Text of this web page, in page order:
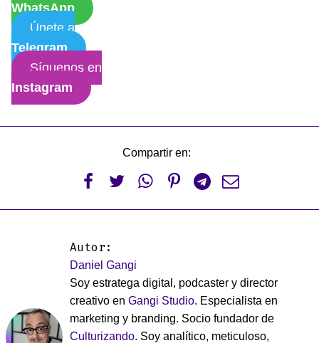
WhatsApp
Únete a
Telegram
Síguenos en
Instagram
Compartir en:
     
Autor:
Daniel Gangi
Soy estratega digital, podcaster y director
creativo en Gangi Studio. Especialista en
marketing y branding. Socio fundador de
Culturizando. Soy analítico, meticuloso,